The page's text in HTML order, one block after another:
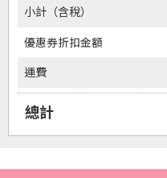
小計（含稅）
優惠券折扣金額
運費
總計